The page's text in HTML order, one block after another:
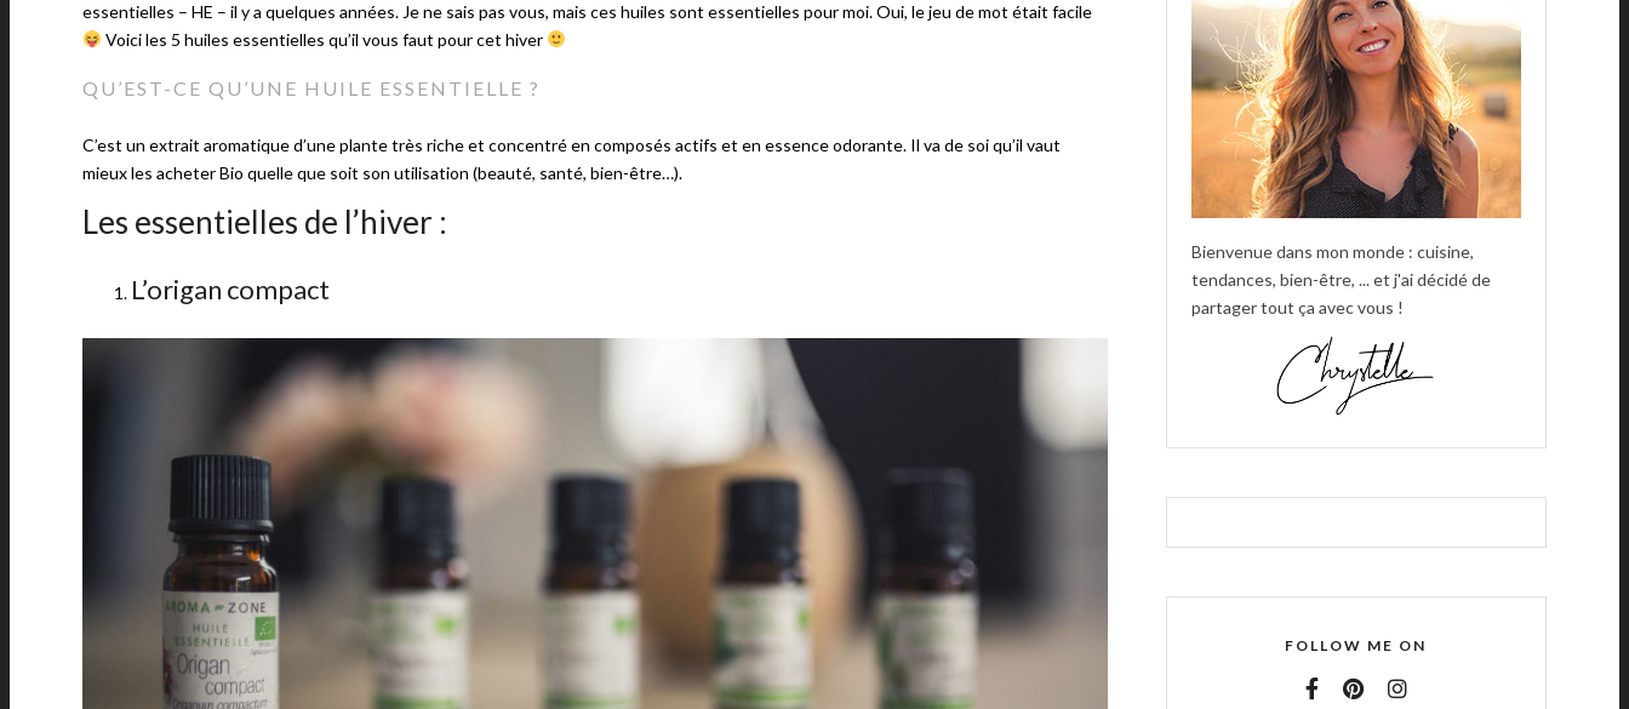
essentielles – HE – il y a quelques années. Je ne sais pas vous, mais ces huiles sont essentielles pour moi. Oui, le jeu de mot était facile
Voici les 5 huiles essentielles qu’il vous faut pour cet hiver
QU’EST-CE QU’UNE HUILE ESSENTIELLE ?
C’est un extrait aromatique d’une plante très riche et concentré en composés actifs et en essence odorante. Il va de soi qu’il vaut
mieux les acheter Bio quelle que soit son utilisation (beauté, santé, bien-être…).
Les essentielles de l’hiver :
L’origan compact
Bienvenue dans mon monde : cuisine,
tendances, bien-être, ... et j'ai décidé de
partager tout ça avec vous !
FOLLOW ME ON